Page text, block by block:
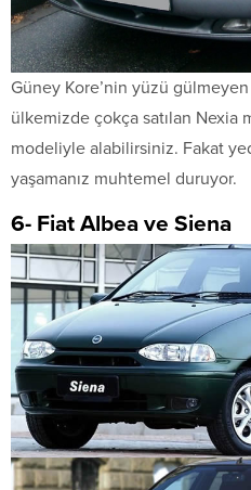
Güney Kore’nin yüzü
ülkemizde çokça satılan Nexia
modeliyle alabilirsiniz. Fakat
yaşamanız muhtemel duruyor.
6- Fiat Albea ve Siena